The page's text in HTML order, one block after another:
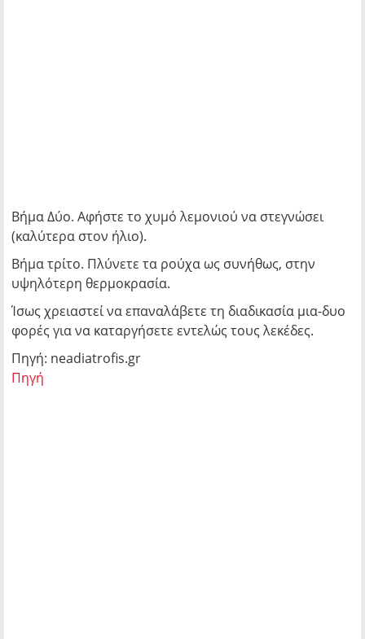
Βήμα Δύο. Αφήστε το χυμό λεμονιού να στεγνώσει
(καλύτερα στον ήλιο).
Βήμα τρίτο. Πλύνετε τα ρούχα ως συνήθως, στην
υψηλότερη θερμοκρασία.
Ίσως χρειαστεί να επαναλάβετε τη διαδικασία μια-δυο
φορές για να καταργήσετε εντελώς τους λεκέδες.
Πηγή: neadiatrofis.gr
Πηγή